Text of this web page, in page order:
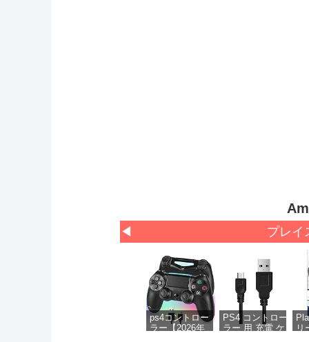
◀ プレイ
ps4コントロー
ラー【2026年
PS4 コントロー
ラー 用 充電 ケ
リ